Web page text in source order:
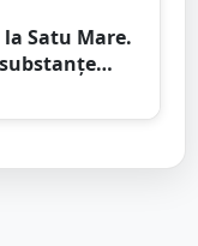
Satu Mare.